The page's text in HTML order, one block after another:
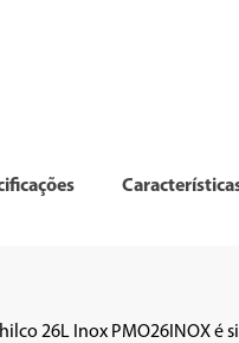
26L Inox PMO26INOX é